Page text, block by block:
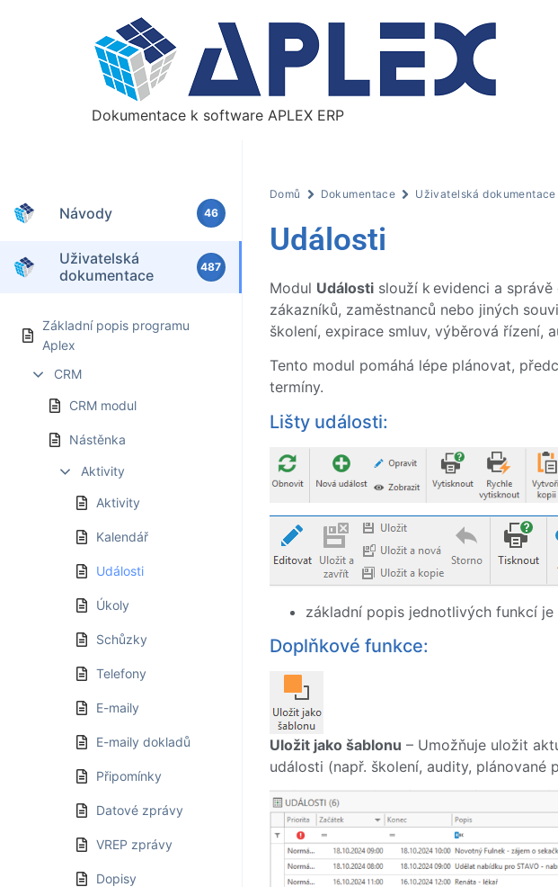
Dokumentace k software APLEX ERP
Návody 46
Uživatelská
dokumentace
487
Základní popis programu
Aplex
CRM
CRM modul
Nástěnka
Aktivity
Aktivity
Kalendář
Události
Úkoly
Schůzky
Telefony
E-maily
E-maily dokladů
Připomínky
Datové zprávy
VREP zprávy
Dopisy
Domů Dokumentace Uživatelská dokumentace
Události
Modul Událostislouží k evidenci a
zákazníků, zaměstnanců nebo jiných
školení, expirace smluv, výběrová řízení,
Tento modul pomáhá lépe plánovat,
termíny.
Lišty události:
základní popis jednotlivých funkcí je
Doplňkové funkce:
Uložit jako šablonu – Umožňuje uložit
události (např. školení, audity, plánované